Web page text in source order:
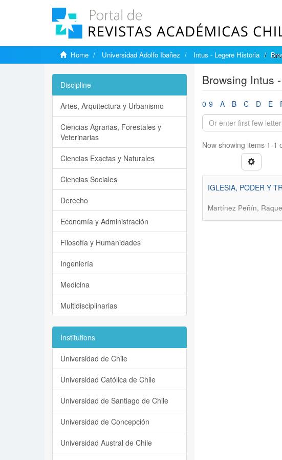
Home Universidad Adolfo Ibañez Intus - Legere Historia
Browsing Intus
0-9 A B C D E
Now showing items 1-1
IGLESIA, PODER Y
Martínez Peñín,
Discipline
Artes, Arquitectura y Urbanismo
Ciencias Agrarias, Forestales y
Veterinarias
Ciencias Exactas y Naturales
Ciencias Sociales
Derecho
Economía y Administración
Filosofía y Humanidades
Ingeniería
Medicina
Multidisciplinarias
Institutions
Universidad de Chile
Universidad Católica de Chile
Universidad de Santiago de Chile
Universidad de Concepción
Universidad Austral de Chile